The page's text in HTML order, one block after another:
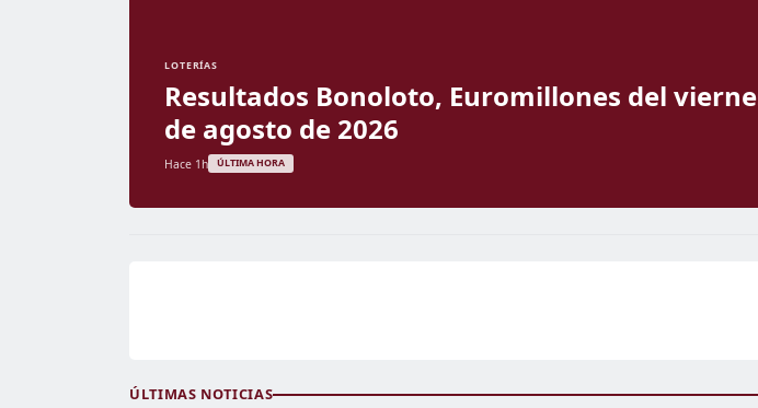
LOTERÍAS
Resultados Bonoloto, Euromillones del
de agosto de 2026
Hace 1h ÚLTIMA HORA
ÚLTIMAS NOTICIAS